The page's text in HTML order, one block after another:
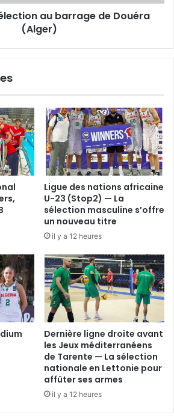
au barrage de Douéra
(Alger)
Ligue des nations africaine
U-23 (Stop2) — La
sélection masculine s’offre
un nouveau titre
il y a 12 heures
Dernière ligne droite avant
les Jeux méditerranéens
de Tarente — La sélection
nationale en Lettonie pour
affûter ses armes
il y a 12 heures